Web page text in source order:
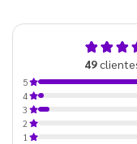
49
5
4
3
2
1